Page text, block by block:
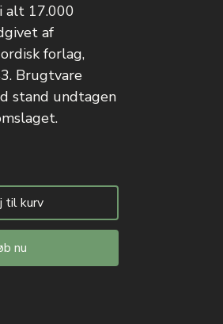
alt 17.000
af
forlag,
Brugtvare
stand undtagen
til kurv
nu